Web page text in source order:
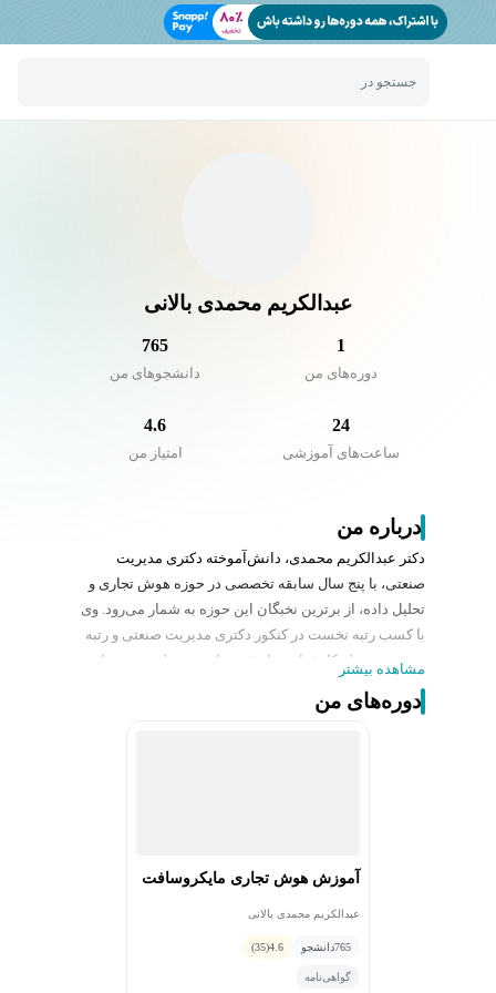
جستجو در
عبدالکریم محمدی بالانی
1
دوره‌های من
765
دانشجو‌های من
24
ساعت‌های آموزشی
4.6
امتیاز من
درباره من
دکتر عبدالکریم محمدی، دانش‌آموخته دکتری مدیریت
صنعتی، با پنج سال سابقه تخصصی در حوزه هوش تجاری و
تحلیل داده، از برترین نخبگان این حوزه به شمار می‌رود. وی
با کسب رتبه نخست در کنکور دکتری مدیریت صنعتی و رتبه
سوم در مقطع کارشناسی ارشد، توانمندی علمی خود را به
اثبات رسانده است. دکتر محمدی همچنین سابقه تدریس در
معتبرترین دانشگاه‌های کشور، از جمله دانشگاه تهران و
مشاهده بیشتر
دوره‌های من
آموزش هوش تجاری مایکروسافت
عبدالکریم محمدی بالانی
765دانشجو 4.6
(35)
گواهی‌نامه